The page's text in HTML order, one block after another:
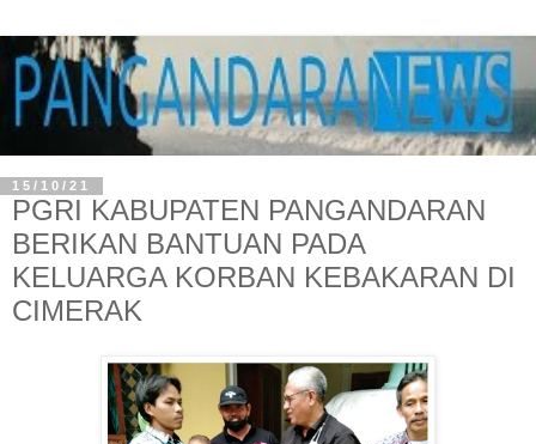
15/10/21
PGRI KABUPATEN PANGANDARAN
BERIKAN BANTUAN PADA
KELUARGA KORBAN KEBAKARAN DI
CIMERAK